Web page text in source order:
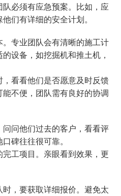
必须有应急预案。比如，应
们有详细的安全计划。
专业团队会有清晰的施工计
设备，如挖掘机和推土机，
看看他们是否愿意及时反馈
不便，团队需有良好的协调
问他们过去的客户，看看评
碑往往很可靠。
工项目。亲眼看到效果，更
，要获取详细报价。避免太